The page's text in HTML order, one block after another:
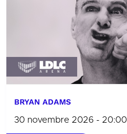
BRYAN ADAMS
30 novembre 2026 - 20:00